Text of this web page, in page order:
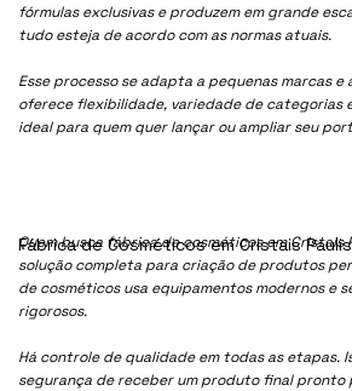
fórmulas exclusivas e produzem em grande
tudo esteja de acordo com as normas atuais.
Esse processo se adapta a pequenas marcas e
oferece flexibilidade, variedade de categorias
ideal para quem quer lançar ou ampliar seu
Quem busca fábrica de cosméticos em Cristais
solução completa para criação de produtos
de cosméticos usa equipamentos modernos e
rigorosos.
Há controle de qualidade em todas as etapas.
segurança de receber um produto final pronto
Fábrica de Cosméticos em Cristais